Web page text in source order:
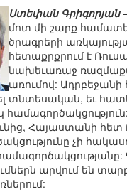
Ստեփան Գրիգորյան
մոտ մի շարք
ծրագրերի
հետաքրքրում է
նախեւառաջ
առումով: Ադրբեջանի
տնտեսական, եւ
Հայաստանի
չի
արվում են